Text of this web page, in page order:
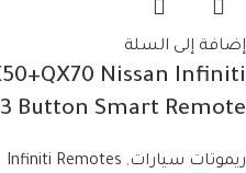
إضافة إلى السلة
Nissan Infiniti
3 Button Smart Remote
ريموتات سيارات,
Infiniti Remotes